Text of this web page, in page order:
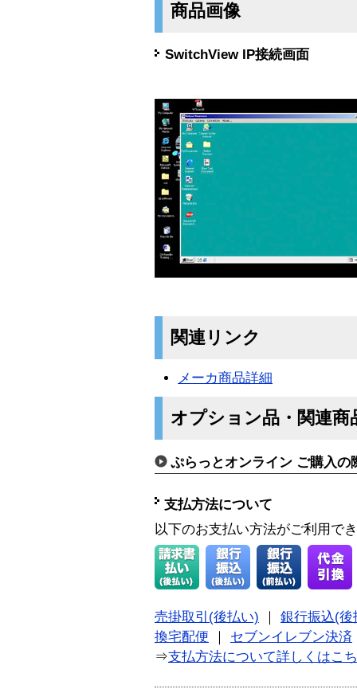
商品画像
SwitchView IP接続画面
関連リンク
メーカ商品詳細
オプション品・関連商
ぷらっとオンライン ご購入の
支払方法について
以下のお支払い方法がご利用で
売掛取引(後払い) ｜ 銀行振込(後
換宅配便 ｜ セブンイレブン決済
⇒支払方法について詳しくはこ